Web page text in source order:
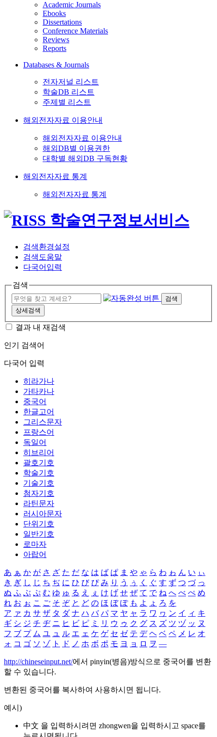
Academic Journals
Ebooks
Dissertations
Conference Materials
Reviews
Reports
Databases & Journals
전자저널 리스트
학술DB 리스트
주제별 리스트
해외전자자료 이용안내
해외전자자료 이용안내
해외DB별 이용권한
대학별 해외DB 구독현황
해외전자자료 통계
해외전자자료 통계
검색환경설정
검색도움말
다국어입력
검색
검색
상세검색
결과 내 재검색
인기 검색어
다국어 입력
히라가나
가타카나
중국어
한글고어
그리스문자
프랑스어
독일어
히브리어
괄호기호
학술기호
기술기호
첨자기호
라틴문자
러시아문자
단위기호
일반기호
로마자
아랍어
あ ぁ か が さ ざ た だ な は ば ぱ ま や ゃ ら わ ゎ ん い ぃ
き ぎ し じ ち ぢ に ひ び ぴ み り う ぅ く ぐ す ず つ づ っ
ぬ ふ ぶ ぷ む ゆ ゅ る え ぇ け げ せ ぜ て で ね へ べ ぺ め
れ お ぉ こ ご そ ぞ と ど の ほ ぼ ぽ も よ ょ ろ を
ア ァ カ サ ザ タ ダ ナ ハ バ パ マ ヤ ャ ラ ワ ヮ ン イ ィ キ
ギ シ ジ チ ヂ ニ ヒ ビ ピ ミ リ ウ ゥ ク グ ス ズ ツ ヅ ッ ヌ
フ ブ プ ム ユ ュ ル エ ェ ケ ゲ セ ゼ テ デ ヘ ベ ペ メ レ オ
ォ コ ゴ ソ ゾ ト ド ノ ホ ボ ポ モ ヨ ョ ロ ヲ ―
http://chineseinput.net/에서 pinyin(병음)방식으로 중국어를 변환
할 수 있습니다.
변환된 중국어를 복사하여 사용하시면 됩니다.
예시)
中文 을 입력하시려면 zhongwen을 입력하시고 space를